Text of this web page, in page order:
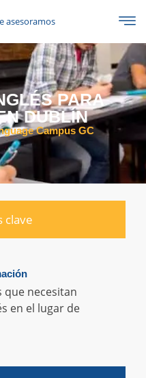
asesoramos
PARA
DUBLÍN
Campus GC
clave
que necesitan
en el lugar de